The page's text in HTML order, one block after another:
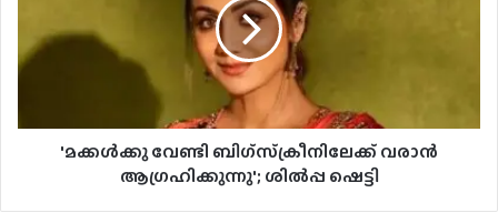
'മക്കള്‍ക്കു വേണ്ടി ബിഗ്‌സ്‌ക്രീനിലേക്ക് വരാന്‍
ആഗ്രഹിക്കുന്നു'; ശില്‍പ്പ ഷെട്ടി